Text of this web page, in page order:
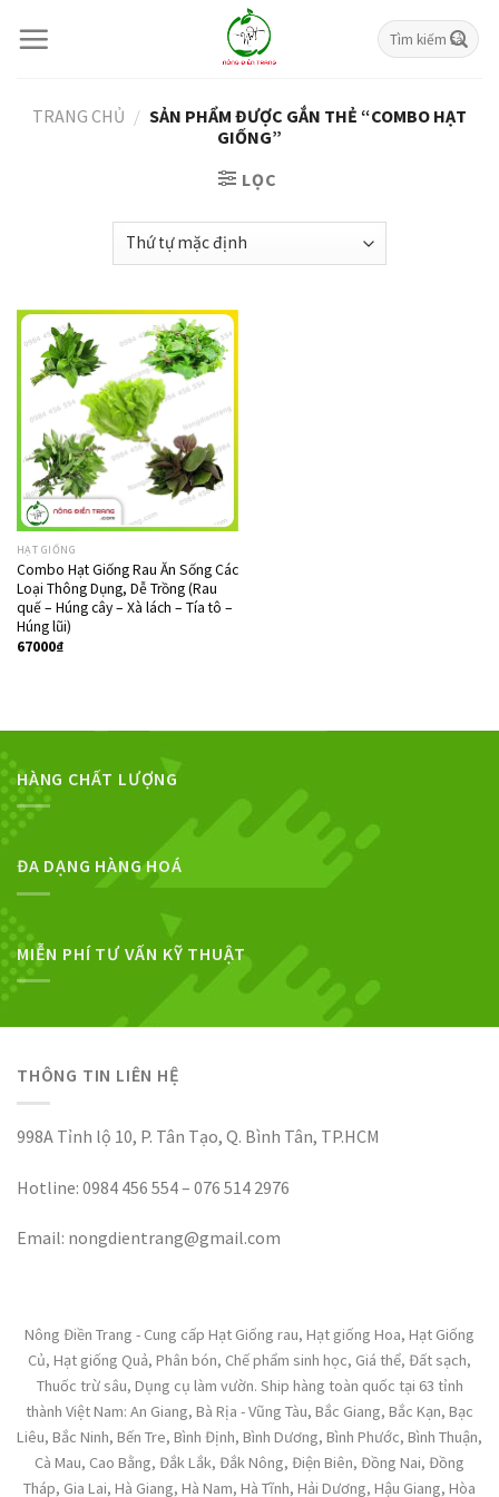
Tìm
kiếm:
TRANG CHỦ / SẢN PHẨM ĐƯỢC GẮN THẺ “COMBO HẠT
GIỐNG”
LỌC
HẠT GIỐNG
Combo Hạt Giống Rau Ăn Sống Các
Loại Thông Dụng, Dễ Trồng (Rau
quế – Húng cây – Xà lách – Tía tô –
Húng lũi)
67000₫
HÀNG CHẤT LƯỢNG
ĐA DẠNG HÀNG HOÁ
MIỄN PHÍ TƯ VẤN KỸ THUẬT
THÔNG TIN LIÊN HỆ
998A Tỉnh lộ 10, P. Tân Tạo, Q. Bình Tân, TP.HCM
Hotline: 0984 456 554 – 076 514 2976
Email: nongdientrang@gmail.com
Nông Điền Trang - Cung cấp Hạt Giống rau, Hạt giống Hoa, Hạt Giống
Củ, Hạt giống Quả, Phân bón, Chế phẩm sinh học, Giá thể, Đất sạch,
Thuốc trừ sâu, Dụng cụ làm vườn. Ship hàng toàn quốc tại 63 tỉnh
thành Việt Nam: An Giang, Bà Rịa - Vũng Tàu, Bắc Giang, Bắc Kạn, Bạc
Liêu, Bắc Ninh, Bến Tre, Bình Định, Bình Dương, Bình Phước, Bình Thuận,
Cà Mau, Cao Bằng, Đắk Lắk, Đắk Nông, Điện Biên, Đồng Nai, Đồng
Tháp, Gia Lai, Hà Giang, Hà Nam, Hà Tĩnh, Hải Dương, Hậu Giang, Hòa